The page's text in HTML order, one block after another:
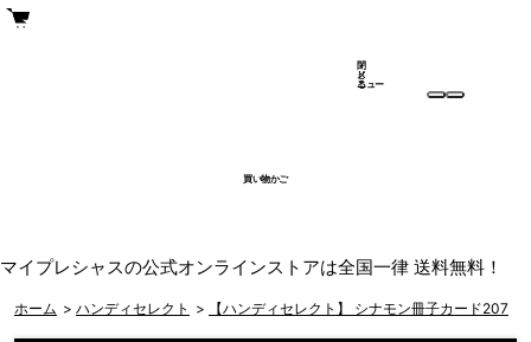
買い物かご
メ
ニュー
閉
じ
る
マイプレシャスの公式オンラインストアは全国一律 送料無料！
ホーム > ハンディセレクト > 【ハンディセレクト】 シナモン冊子カード207